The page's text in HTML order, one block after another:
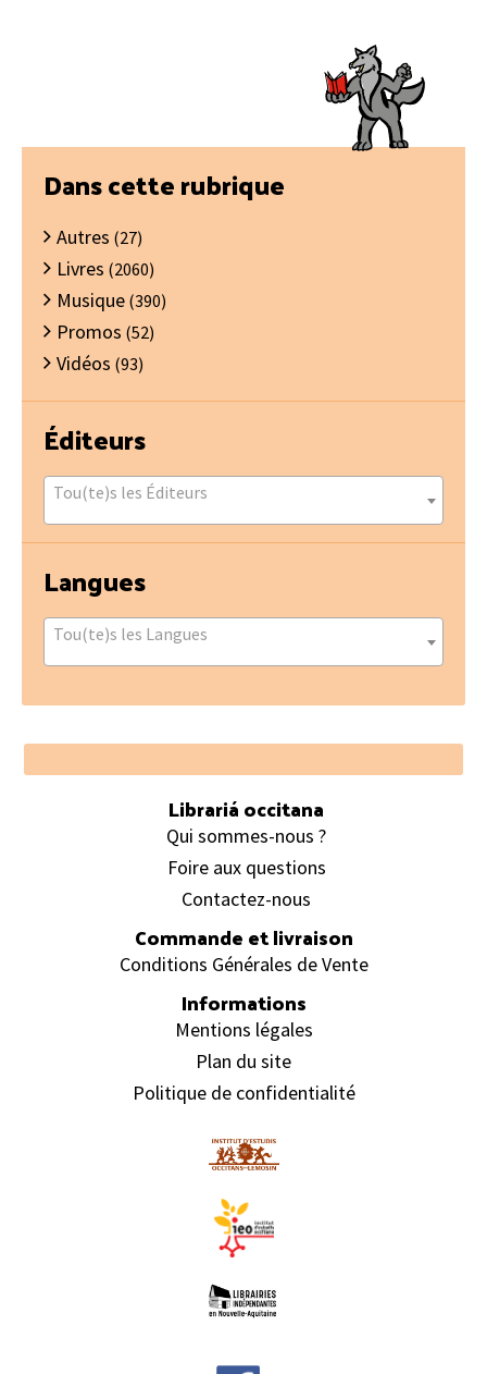
Barre
latérale
principale
Dans cette rubrique
Autres (27)
Livres (2060)
Musique (390)
Promos (52)
Vidéos (93)
Éditeurs
Tou(te)s les Éditeurs
Langues
Tou(te)s les Langues
Footer
Librariá occitana
Qui sommes-nous ?
Foire aux questions
Contactez-nous
Commande et livraison
Conditions Générales de Vente
Informations
Mentions légales
Plan du site
Politique de confidentialité